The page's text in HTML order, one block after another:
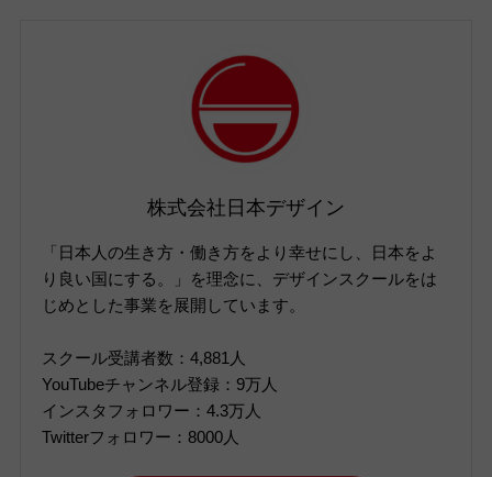
株式会社日本デザイン
「日本人の生き方・働き方をより幸せにし、日本をよ
り良い国にする。」を理念に、デザインスクールをは
じめとした事業を展開しています。
スクール受講者数：4,881人
YouTubeチャンネル登録：9万人
インスタフォロワー：4.3万人
Twitterフォロワー：8000人